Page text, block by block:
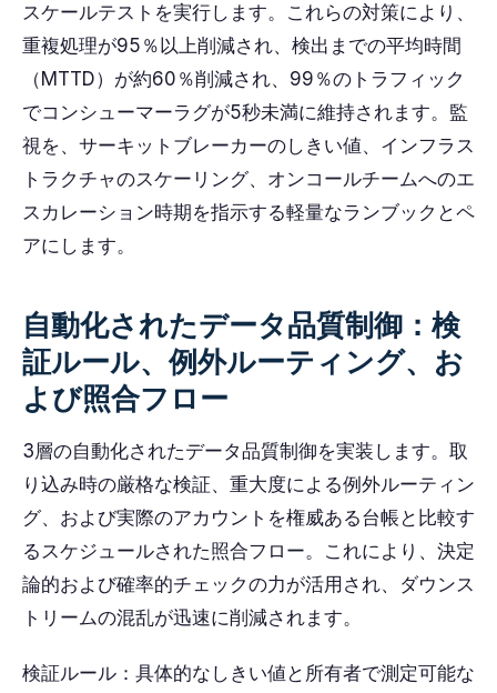
スケールテストを実行します。これらの対策により、
重複処理が95％以上削減され、検出までの平均時間
（MTTD）が約60％削減され、99％のトラフィック
でコンシューマーラグが5秒未満に維持されます。監
視を、サーキットブレーカーのしきい値、インフラス
トラクチャのスケーリング、オンコールチームへのエ
スカレーション時期を指示する軽量なランブックとペ
アにします。
自動化されたデータ品質制御：検
証ルール、例外ルーティング、お
よび照合フロー
3層の自動化されたデータ品質制御を実装します。取
り込み時の厳格な検証、重大度による例外ルーティン
グ、および実際のアカウントを権威ある台帳と比較す
るスケジュールされた照合フロー。これにより、決定
論的および確率的チェックの力が活用され、ダウンス
トリームの混乱が迅速に削減されます。
検証ルール：具体的なしきい値と所有者で測定可能な